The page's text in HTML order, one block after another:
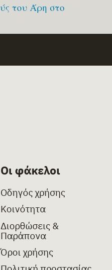
του Άρη στο
Οι φάκελοι
Οδηγός χρήσης
Κοινότητα
Διορθώσεις &
Παράπονα
Όροι χρήσης